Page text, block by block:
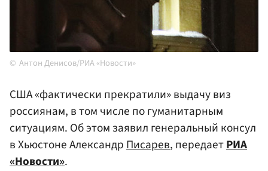
Антон Денисов/РИА «Новости»
США «фактически прекратили» выдачу виз
россиянам, в том числе по гуманитарным
ситуациям. Об этом заявил генеральный консул
в Хьюстоне АлександрПисарев, передаетРИА
«Новости».